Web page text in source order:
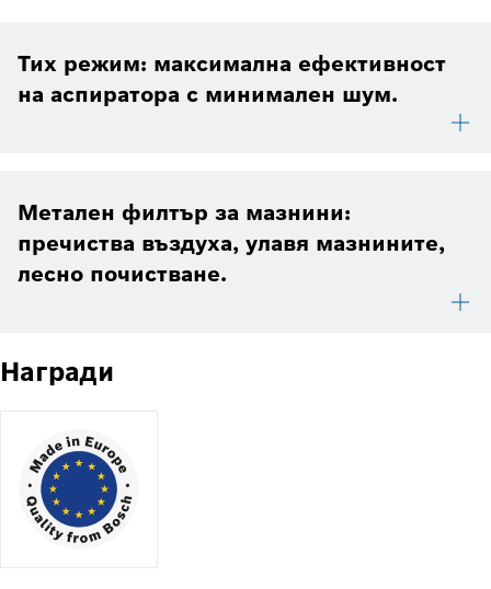
Тих режим: максимална ефективност
на аспиратора с минимален шум.
Метален филтър за мазнини:
пречиства въздуха, улавя мазнините,
лесно почистване.
Награди